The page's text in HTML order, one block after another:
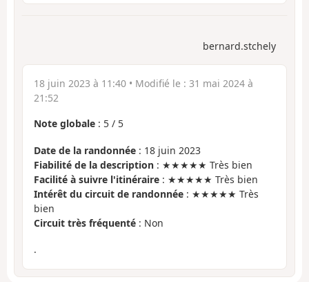
bernard.stchely
18 juin 2023 à 11:40 • Modifié le : 31 mai 2024 à
21:52
Note globale : 5 / 5
Date de la randonnée : 18 juin 2023
Fiabilité de la description : ★★★★★ Très bien
Facilité à suivre l'itinéraire : ★★★★★ Très bien
Intérêt du circuit de randonnée : ★★★★★ Très
bien
Circuit très fréquenté : Non
.